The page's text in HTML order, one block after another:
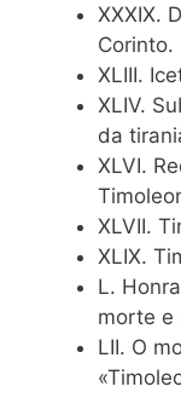
XXXIX.
Corinto.
XLIII.
XLIV.
da
XLVI.
XLVII.
XLIX.
L.
morte e
LII. O